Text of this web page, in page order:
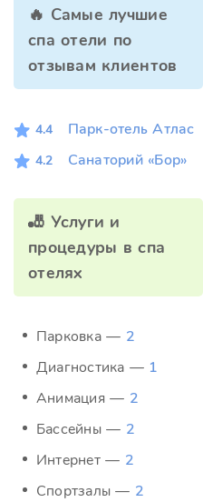
🔥 Самые лучшие
спа отели по
отзывам клиентов
4.4 Парк-отель Атлас
4.2 Санаторий «Бор»
🎳 Услуги и
процедуры в спа
отелях
Парковка — 2
Диагностика — 1
Анимация — 2
Бассейны — 2
Интернет — 2
Спортзалы — 2